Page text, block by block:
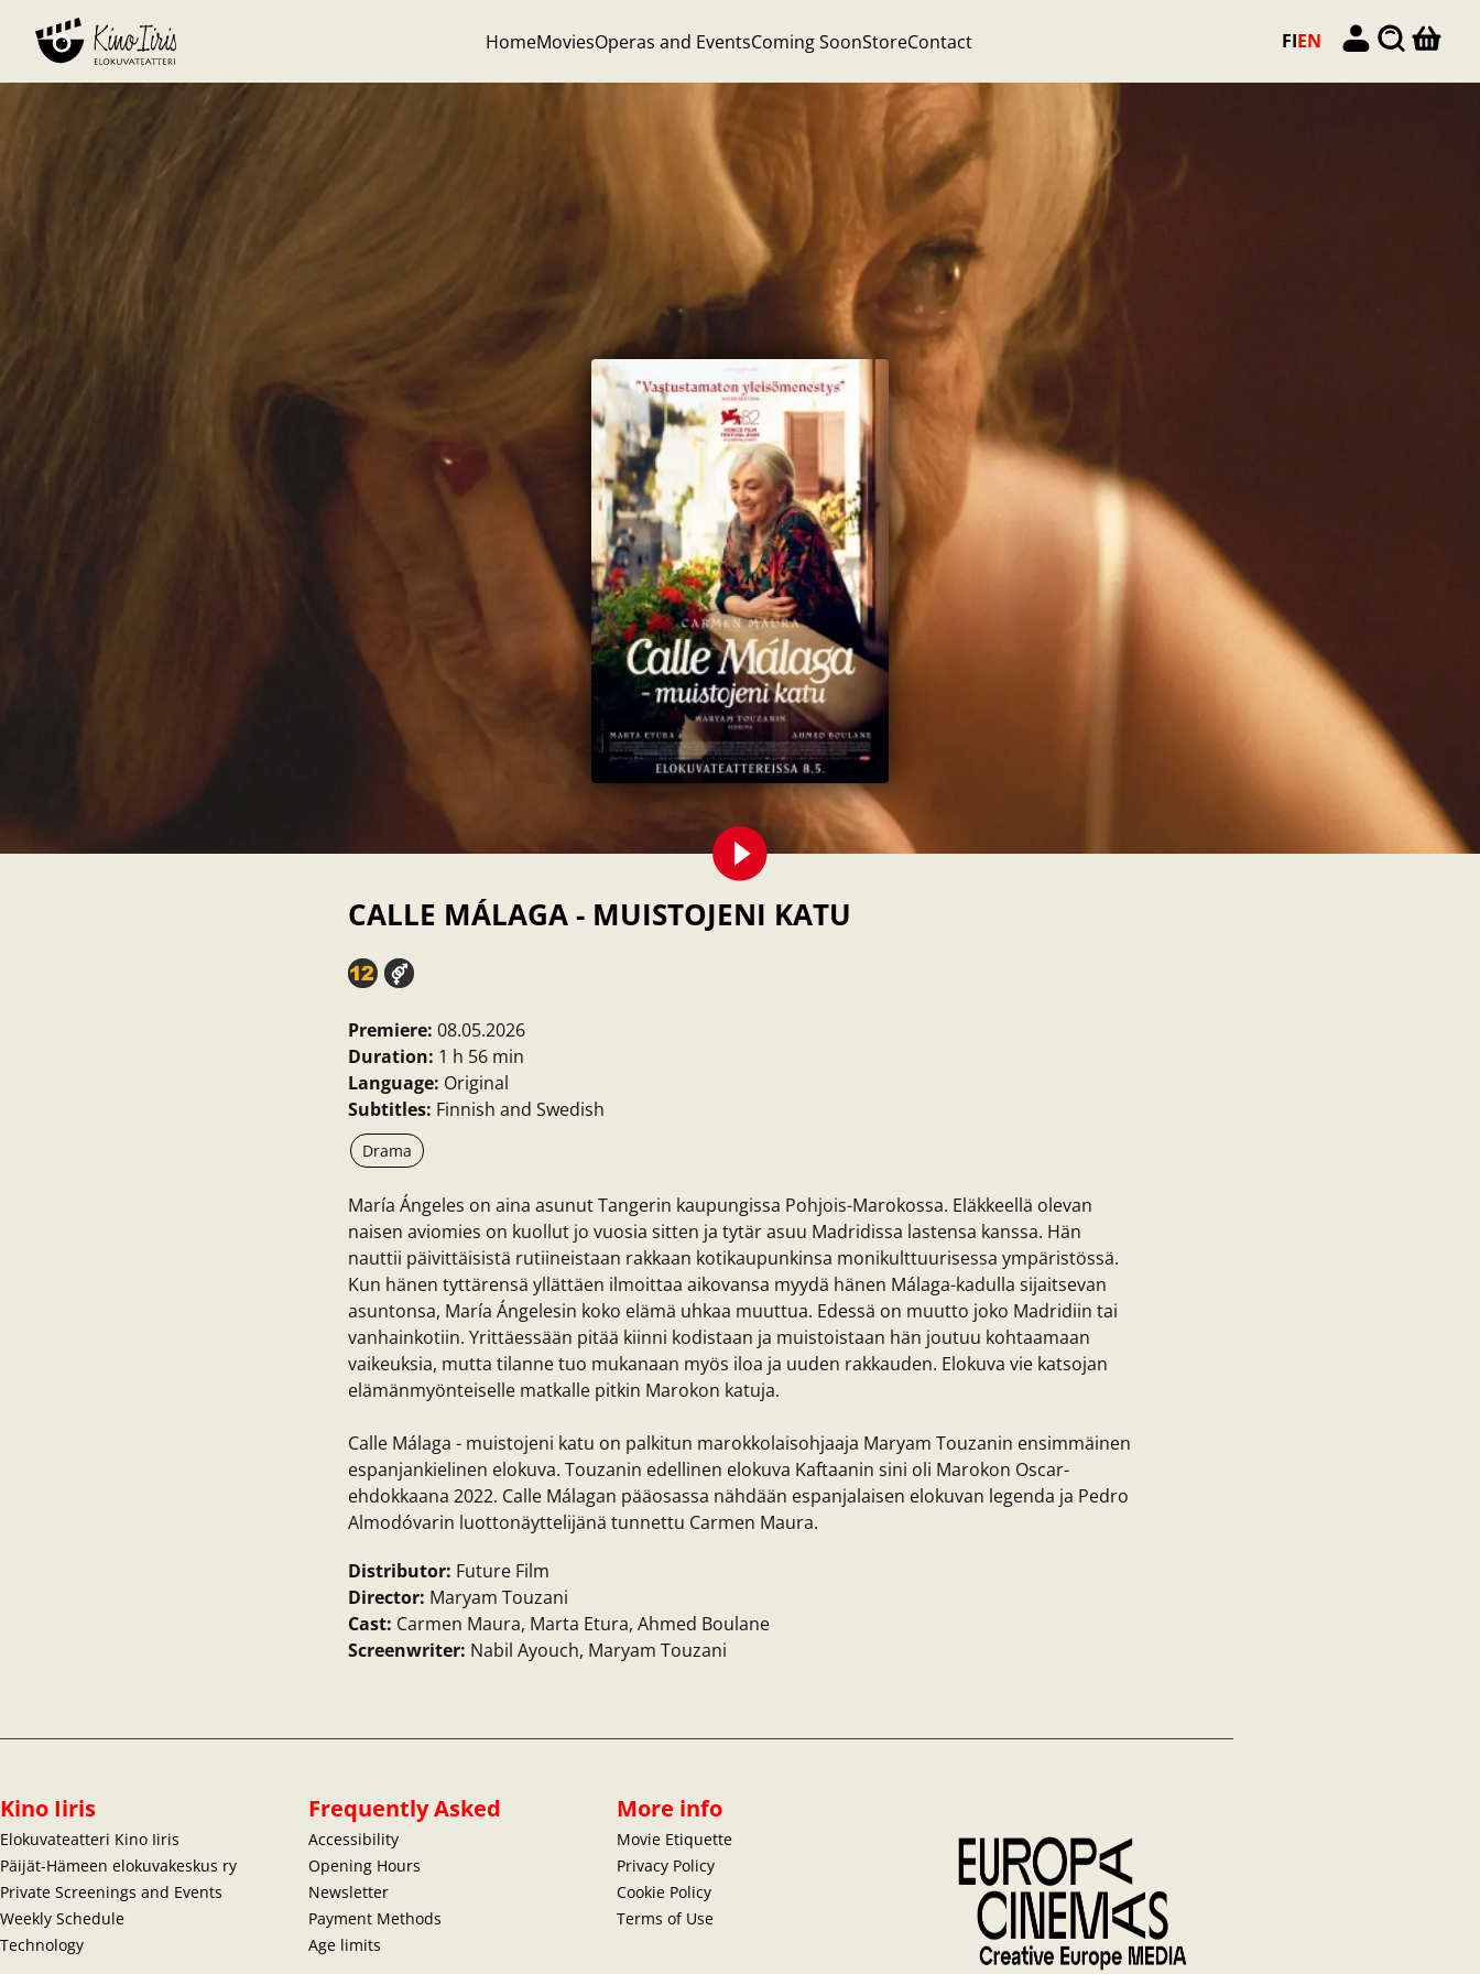
HomeMoviesOperas and EventsComing SoonStoreContact FIEN
CALLE MÁLAGA - MUISTOJENI KATU
Premiere: 08.05.2026
Duration: 1 h 56 min
Language: Original
Subtitles: Finnish and Swedish
Drama
María Ángeles on aina asunut Tangerin kaupungissa Pohjois-Marokossa. Eläkkeellä olevan
naisen aviomies on kuollut jo vuosia sitten ja tytär asuu Madridissa lastensa kanssa. Hän
nauttii päivittäisistä rutiineistaan rakkaan kotikaupunkinsa monikulttuurisessa ympäristössä.
Kun hänen tyttärensä yllättäen ilmoittaa aikovansa myydä hänen Málaga-kadulla sijaitsevan
asuntonsa, María Ángelesin koko elämä uhkaa muuttua. Edessä on muutto joko Madridiin tai
vanhainkotiin. Yrittäessään pitää kiinni kodistaan ja muistoistaan hän joutuu kohtaamaan
vaikeuksia, mutta tilanne tuo mukanaan myös iloa ja uuden rakkauden. Elokuva vie katsojan
elämänmyönteiselle matkalle pitkin Marokon katuja.
Calle Málaga - muistojeni katu on palkitun marokkolaisohjaaja Maryam Touzanin ensimmäinen
espanjankielinen elokuva. Touzanin edellinen elokuva Kaftaanin sini oli Marokon Oscar-
ehdokkaana 2022. Calle Málagan pääosassa nähdään espanjalaisen elokuvan legenda ja Pedro
Almodóvarin luottonäyttelijänä tunnettu Carmen Maura.
Distributor: Future Film
Director: Maryam Touzani
Cast: Carmen Maura, Marta Etura, Ahmed Boulane
Screenwriter: Nabil Ayouch, Maryam Touzani
Kino Iiris
Elokuvateatteri Kino Iiris
Päijät-Hämeen elokuvakeskus ry
Private Screenings and Events
Weekly Schedule
Technology
Frequently Asked
Accessibility
Opening Hours
Newsletter
Payment Methods
Age limits
More info
Movie Etiquette
Privacy Policy
Cookie Policy
Terms of Use